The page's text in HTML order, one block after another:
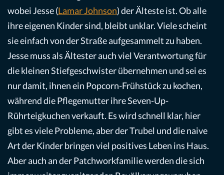
wobei Jesse (Lamar Johnson) der Älteste ist. Ob alle
ihre eigenen Kinder sind, bleibt unklar. Viele scheint
sie einfach von der Straße aufgesammelt zu haben.
Jesse muss als Ältester auch viel Verantwortung für
die kleinen Stiefgeschwister übernehmen und sei es
nur damit, ihnen ein Popcorn-Frühstück zu kochen,
während die Pflegemutter ihre Seven-Up-
Rührteigkuchen verkauft. Es wird schnell klar, hier
gibt es viele Probleme, aber der Trubel und die naive
Art der Kinder bringen viel positives Leben ins Haus.
Aber auch an der Patchworkfamilie werden die sich